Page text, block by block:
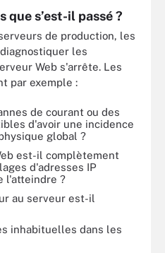
que s’est-il passé ?
de production, les
les
Web s'arrête. Les
par exemple :
de courant ou des
d'avoir une incidence
global ?
est-il complètement
d'adresses IP
l'atteindre ?
au serveur est-il
inhabituelles dans les